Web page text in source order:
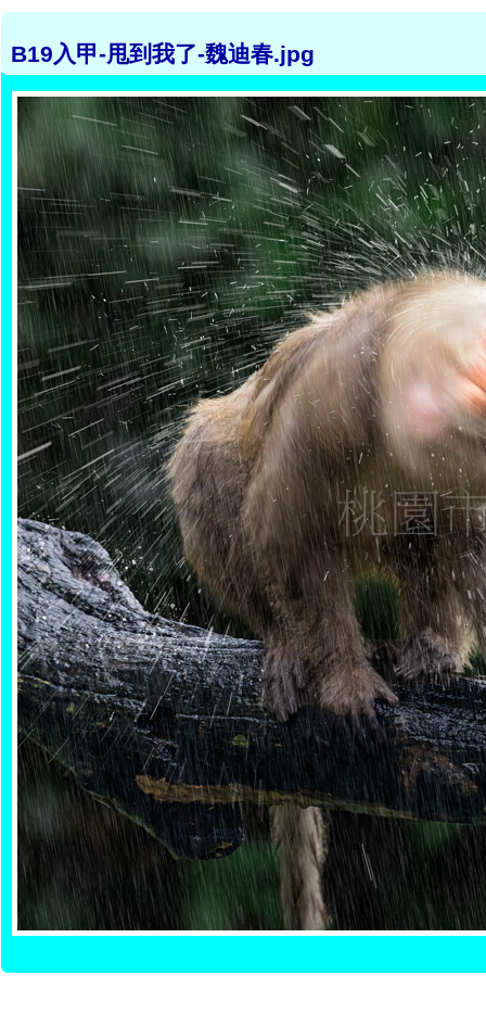
B19入甲-甩到我了-魏迪春.jpg